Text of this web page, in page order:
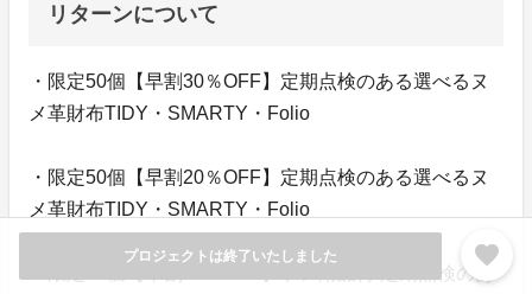
プロジェクトは終了いたしました favorite
リターンについて
・限定50個【早割30％OFF】定期点検のある選べるヌ
メ革財布TIDY・SMARTY・Folio
・限定50個【早割20％OFF】定期点検のある選べるヌ
メ革財布TIDY・SMARTY・Folio
・限定50個【早割20％OFF】ケア用品付 定期点検のあ